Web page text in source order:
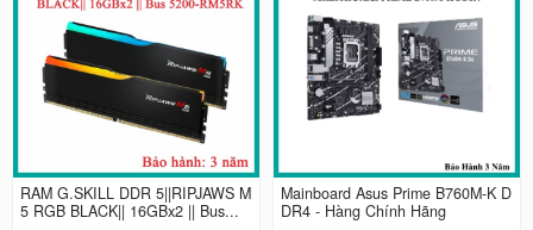
RAM G.SKILL DDR 5||RIPJAWS M
5 RGB BLACK|| 16GBx2 || Bus...
Mainboard Asus Prime B760M-K D
DR4 - Hàng Chính Hãng